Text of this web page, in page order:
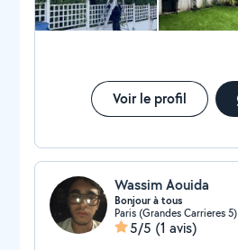
Voir le profil
Wassim Aouida
Bonjour à tous
Paris (Grandes Carrieres 5)
5/5 (1 avis)